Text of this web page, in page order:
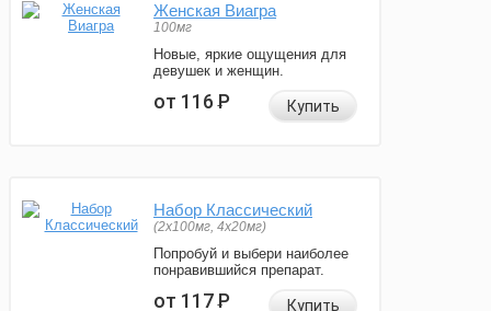
Женская Виагра
100мг
Новые, яркие ощущения для
девушек и женщин.
от 116Р Купить
Набор Классический
(2x100мг, 4x20мг)
Попробуй и выбери наиболее
понравившийся препарат.
от 117Р Купить